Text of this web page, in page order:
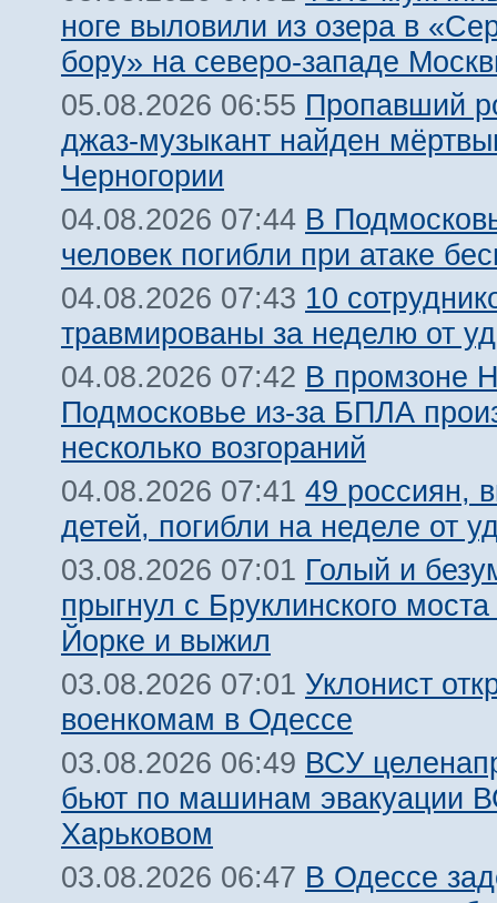
ноге выловили из озера в
бору» на северо-западе
05.08.2026 06:55 Пропавший
джаз-музыкант найден
Черногории
04.08.2026 07:44 В
человек погибли при атаке
04.08.2026 07:43 10
травмированы за неделю от
04.08.2026 07:42 В промзоне
Подмосковье из-за БПЛА
несколько возгораний
04.08.2026 07:41 49 россиян,
детей, погибли на неделе от
03.08.2026 07:01 Голый и
прыгнул с Бруклинского
Йорке и выжил
03.08.2026 07:01 Уклонист
военкомам в Одессе
03.08.2026 06:49 ВСУ
бьют по машинам эвакуации
Харьковом
03.08.2026 06:47 В Одессе